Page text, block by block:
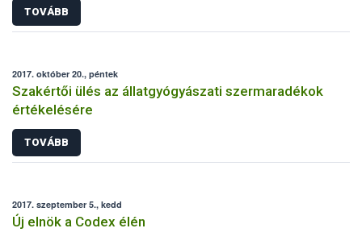
TOVÁBB
2017. október 20., péntek
Szakértői ülés az állatgyógyászati szermaradékok
értékelésére
TOVÁBB
2017. szeptember 5., kedd
Új elnök a Codex élén